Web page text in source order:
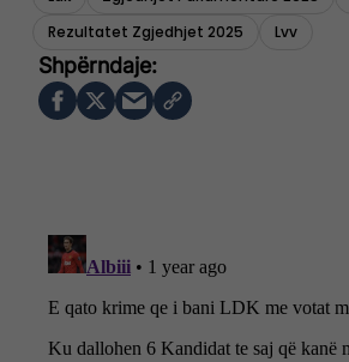
Rezultatet Zgjedhjet 2025
Lvv